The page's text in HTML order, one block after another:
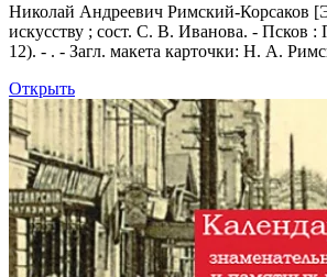
Николай Андреевич Римский-Корсаков
искусству ; сост. С. В. Иванова. - Псков :
12). - . - Загл. макета карточки: Н. А.
Открыть